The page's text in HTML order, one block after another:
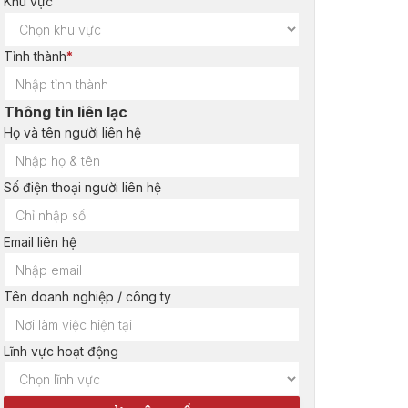
Tỉnh thành*
Thông tin liên lạc
Họ và tên người liên hệ
Số điện thoại người liên hệ
Email liên hệ
Tên doanh nghiệp / công ty
Lĩnh vực hoạt động